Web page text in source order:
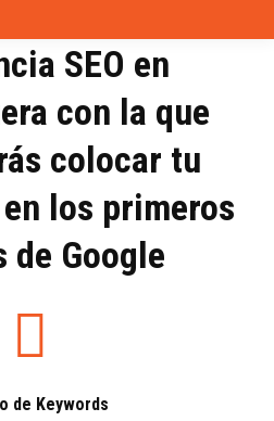
SEO en
con la que
colocar tu
los primeros
de Google
de Keywords